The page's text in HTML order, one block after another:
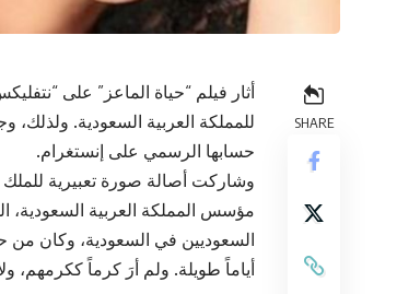
SHARE
أثار فيلم “حياة الماعز” على
للمملكة العربية السعودية.
حسابها الرسمي على إنستغرام.
وشاركت أصالة صورة تعبيرية
مؤسس المملكة العربية السعودية،
السعوديين في السعودية، وكان
أياماً طويلة. ولم أرَ كرماً ككرمهم،